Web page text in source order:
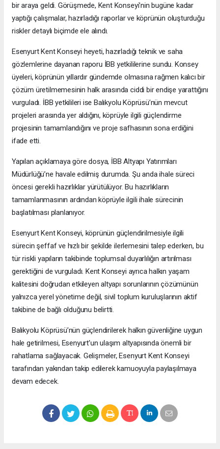
bir araya geldi. Görüşmede, Kent Konseyi'nin bugüne kadar
yaptığı çalışmalar, hazırladığı raporlar ve köprünün oluşturduğu
riskler detaylı biçimde ele alındı.
Esenyurt Kent Konseyi heyeti, hazırladığı teknik ve saha
gözlemlerine dayanan raporu İBB yetkililerine sundu. Konsey
üyeleri, köprünün yıllardır gündemde olmasına rağmen kalıcı bir
çözüm üretilmemesinin halk arasında ciddi bir endişe yarattığını
vurguladı. İBB yetkilileri ise Balıkyolu Köprüsü’nün mevcut
projeleri arasında yer aldığını, köprüyle ilgili güçlendirme
projesinin tamamlandığını ve proje safhasının sona erdiğini
ifade etti.
Yapılan açıklamaya göre dosya, İBB Altyapı Yatırımları
Müdürlüğü’ne havale edilmiş durumda. Şu anda ihale süreci
öncesi gerekli hazırlıklar yürütülüyor. Bu hazırlıkların
tamamlanmasının ardından köprüyle ilgili ihale sürecinin
başlatılması planlanıyor.
Esenyurt Kent Konseyi, köprünün güçlendirilmesiyle ilgili
sürecin şeffaf ve hızlı bir şekilde ilerlemesini talep ederken, bu
tür riskli yapıların takibinde toplumsal duyarlılığın artırılması
gerektiğini de vurguladı. Kent Konseyi ayrıca halkın yaşam
kalitesini doğrudan etkileyen altyapı sorunlarının çözümünün
yalnızca yerel yönetime değil, sivil toplum kuruluşlarının aktif
takibine de bağlı olduğunu belirtti.
Balıkyolu Köprüsü’nün güçlendirilerek halkın güvenliğine uygun
hale getirilmesi, Esenyurt’un ulaşım altyapısında önemli bir
rahatlama sağlayacak. Gelişmeler, Esenyurt Kent Konseyi
tarafından yakından takip edilerek kamuoyuyla paylaşılmaya
devam edecek.